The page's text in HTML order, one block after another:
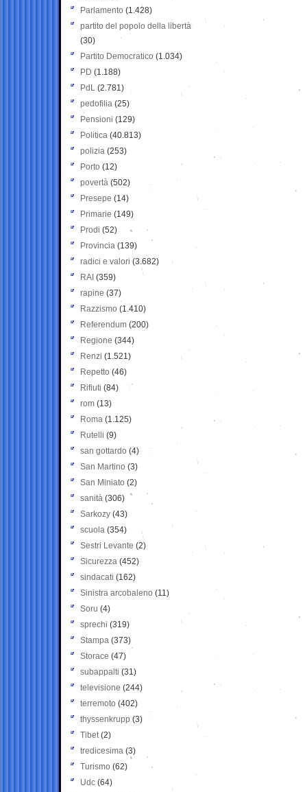
Parlamento (1.428)
partito del popolo della libertà
(30)
Partito Democratico (1.034)
PD (1.188)
PdL (2.781)
pedofilia (25)
Pensioni (129)
Politica (40.813)
polizia (253)
Porto (12)
povertà (502)
Presepe (14)
Primarie (149)
Prodi (52)
Provincia (139)
radici e valori (3.682)
RAI (359)
rapine (37)
Razzismo (1.410)
Referendum (200)
Regione (344)
Renzi (1.521)
Repetto (46)
Rifiuti (84)
rom (13)
Roma (1.125)
Rutelli (9)
san gottardo (4)
San Martino (3)
San Miniato (2)
sanità (306)
Sarkozy (43)
scuola (354)
Sestri Levante (2)
Sicurezza (452)
sindacati (162)
Sinistra arcobaleno (11)
Soru (4)
sprechi (319)
Stampa (373)
Storace (47)
subappalti (31)
televisione(244)
terremoto (402)
thyssenkrupp (3)
Tibet(2)
tredicesima (3)
Turismo (62)
Udc (64)